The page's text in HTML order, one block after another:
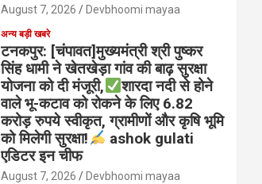
August 7, 2026 Devbhoomi mayaa
अन्य बड़ी खबरे
टनकपुर: [चंपावत]मुख्यमंत्री श्री पुष्कर
सिंह धामी ने खेतखेड़ा गांव की बाढ़ सुरक्षा
योजना को दी मंजूरी,
शारदा नदी से होने
वाले भू-कटाव को रोकने के लिए 6.82
करोड़ रुपये स्वीकृत, ग्रामीणों और कृषि भूमि
को मिलेगी सुरक्षा!
ashok gulati
एडिटर इन चीफ
August 7, 2026 Devbhoomi mayaa